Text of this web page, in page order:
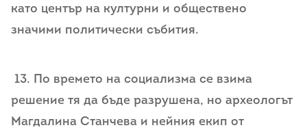
като център на културни и обществено
значими политически събития.
13. По времето на социализма се взима
решение тя да бъде разрушена, но археологът
Магдалина Станчева и нейния екип от